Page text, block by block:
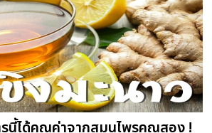
รนี้ได้คุณค่าจากสมุนไพรคูณสอง !